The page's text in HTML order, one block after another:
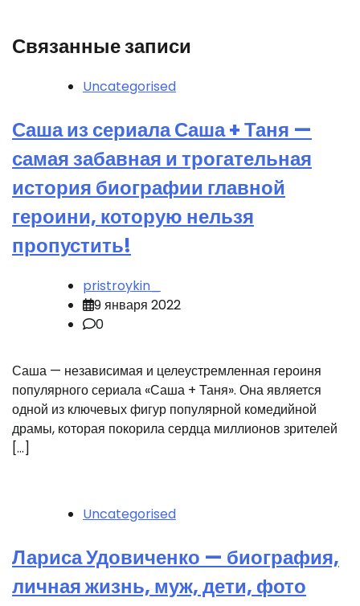
Связанные записи
Uncategorised
Саша из сериала Саша + Таня —
самая забавная и трогательная
история биографии главной
героини, которую нельзя
пропустить!
pristroykin_
9 января 2022
0
Саша — независимая и целеустремленная героиня
популярного сериала «Саша + Таня». Она является
одной из ключевых фигур популярной комедийной
драмы, которая покорила сердца миллионов зрителей
[…]
Uncategorised
Лариса Удовиченко — биография,
личная жизнь, муж, дети, фото